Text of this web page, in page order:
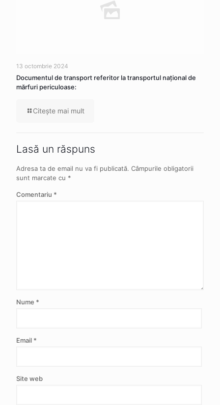
13 octombrie 2024
Documentul de transport referitor la transportul naţional de
mărfuri periculoase:
Citeşte mai mult
Lasă un răspuns
Adresa ta de email nu va fi publicată. Câmpurile obligatorii
sunt marcate cu *
Comentariu *
Nume *
Email *
Site web